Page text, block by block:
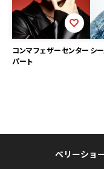
コンマフェザーセンター
パート
シ
ベリーショ